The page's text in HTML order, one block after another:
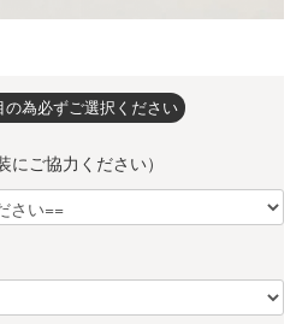
為必ずご選択ください
ご協力ください）